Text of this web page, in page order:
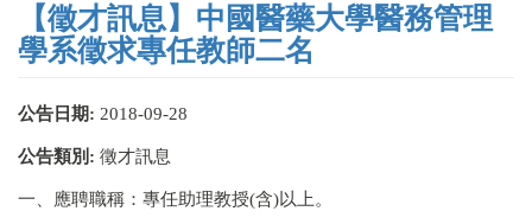
【徵才訊息】中國醫藥大學醫務管理
學系徵求專任教師二名
公告日期: 2018-09-28
公告類別: 徵才訊息
一、應聘職稱：專任助理教授(含)以上。